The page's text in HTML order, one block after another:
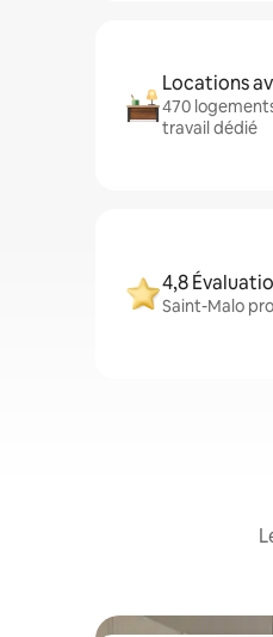
Locations
470
travail dédié
4,8
Saint-Malo